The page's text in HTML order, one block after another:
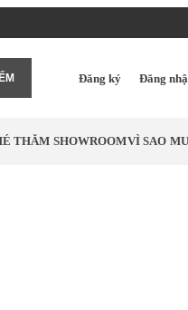
Đăng ký Đăng
THĂM SHOWROOMVÌ SAO